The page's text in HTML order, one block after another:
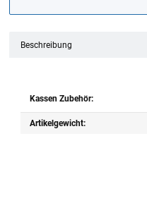
Beschreibung
Kassen Zubehör:
Artikelgewicht: